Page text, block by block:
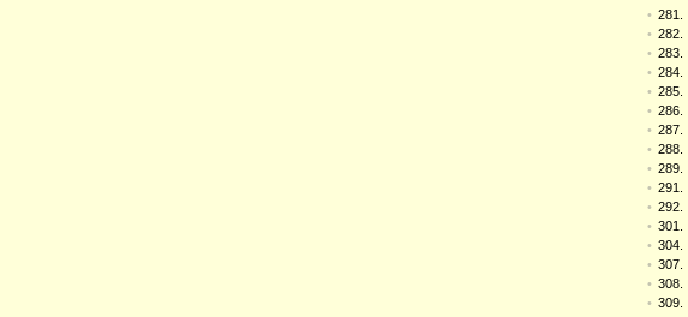
• 281.
• 282.
• 283.
• 284.
• 285.
• 286.
• 287.
• 288.
• 289.
• 291.
• 292.
• 301.
• 304.
• 307.
• 308.
• 309.